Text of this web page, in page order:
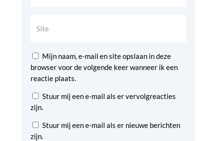
Mijn naam, e-mail en site opslaan in deze
browser voor de volgende keer wanneer ik een
reactie plaats.
Stuur mij een e-mail als er vervolgreacties
zijn.
Stuur mij een e-mail als er nieuwe berichten
zijn.